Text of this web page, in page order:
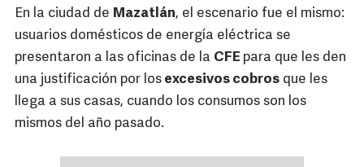
En la ciudad de Mazatlán, el escenario fue el mismo:
usuarios domésticos de energía eléctrica se
presentaron a las oficinas de la CFE para que les den
una justificación por los excesivos cobros que les
llega a sus casas, cuando los consumos son los
mismos del año pasado.